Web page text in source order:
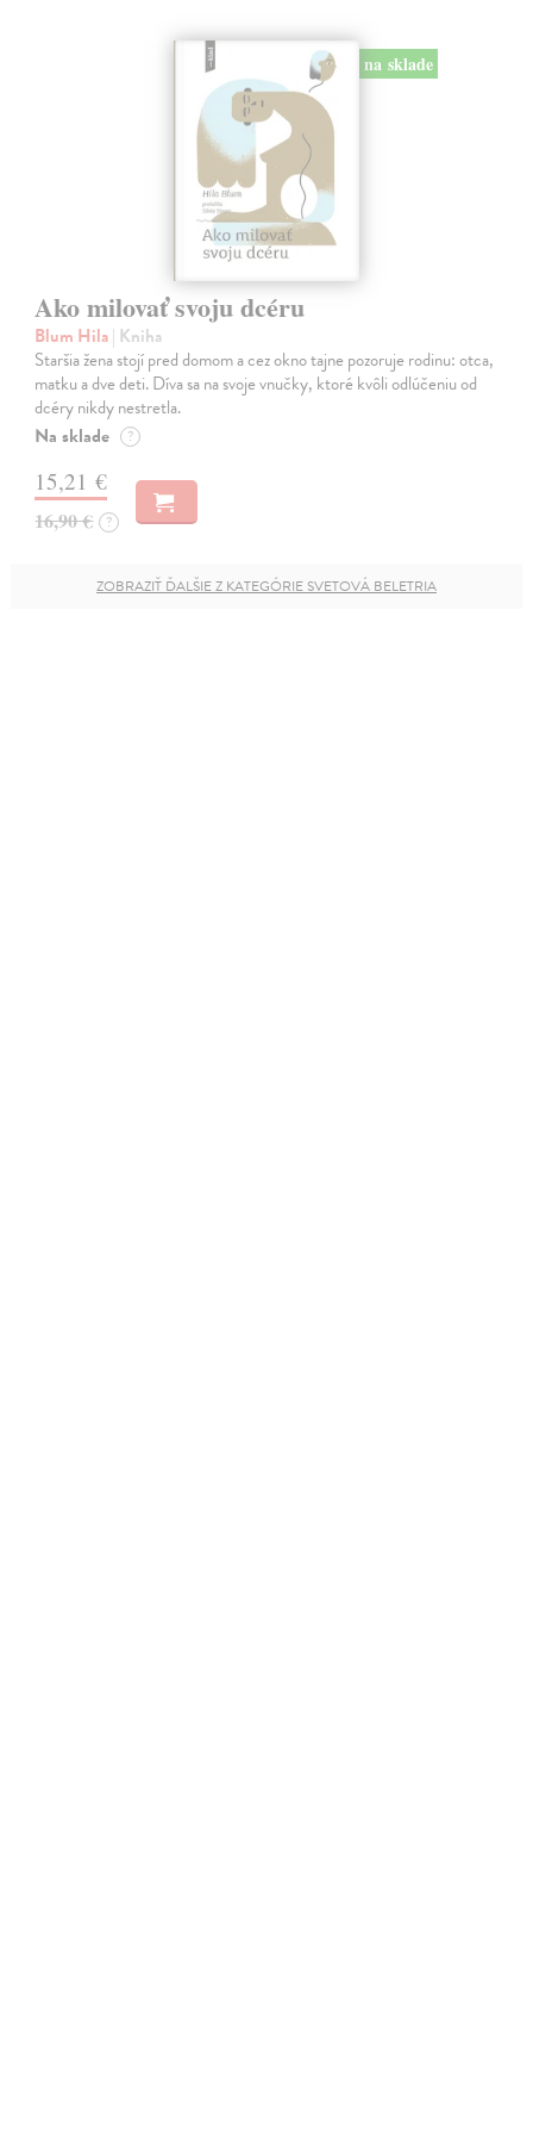
na sklade
Ako milovať svoju dcéru
Blum Hila| Kniha
Staršia žena stojí pred domom a cez okno tajne pozoruje rodinu: otca,
matku a dve deti. Díva sa na svoje vnučky, ktoré kvôli odlúčeniu od
dcéry nikdy nestretla.
Na sklade ?
15,21 €
16,90 € ?
ZOBRAZIŤ ĎALŠIE Z KATEGÓRIE SVETOVÁ BELETRIA